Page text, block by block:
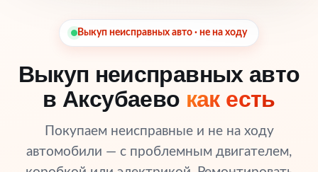
Выкуп неисправных авто · не на ходу
Выкуп неисправных авто
в Аксубаево как есть
Покупаем неисправные и не на ходу
автомобили — с проблемным двигателем,